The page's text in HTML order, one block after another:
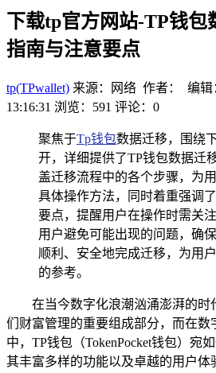
下载tp官方网站-TP钱包
指南与注意要点
tp(TPwallet) 来源：网络 作者： 编辑
13:16:31 浏览：591 评论：0
聚焦于Tp钱包数据迁移，围绕
开，详细提供了TP钱包数据迁
盖迁移流程中的各个步骤，为
具体操作方法，同时着重强调
要点，提醒用户在操作时需关
用户避免可能出现的问题，确
顺利、安全地完成迁移，为用
的参考。
在当今数字化浪潮汹涌澎湃的时
们财富管理的重要组成部分，而在数
中，TP钱包（TokenPocket钱包）宛
其丰富多样的功能以及卓越的用户体